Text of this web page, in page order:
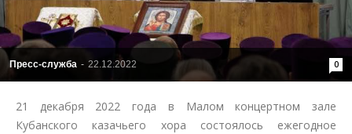
Пресс-служба - 22.12.2022 0
21 декабря 2022 года в Малом концертном зале
Кубанского казачьего хора состоялось ежегодное